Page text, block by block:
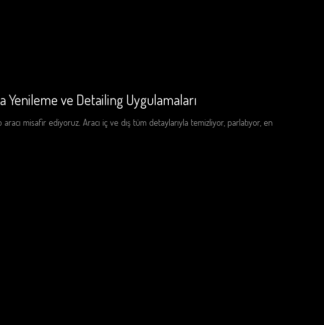
Yenileme ve Detailing Uygulamaları
misafir ediyoruz. Aracı iç ve dış tüm detaylarıyla temizliyor, parlatıyor, en